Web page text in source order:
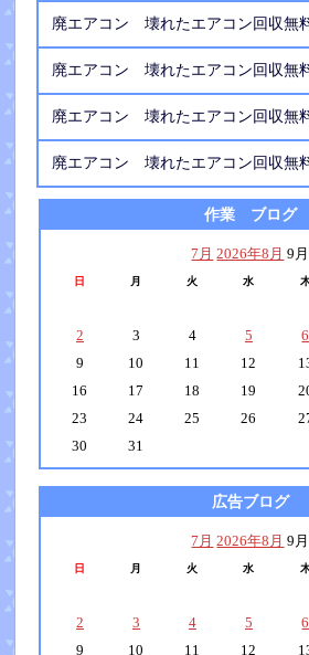
廃エアコン 壊れたエアコン回収無
廃エアコン 壊れたエアコン回収無
廃エアコン 壊れたエアコン回収無
廃エアコン 壊れたエアコン回収無
作業 ブログ
7月 2026年8月 9月
日 月 火 水
2
3 4 5 6
9
10 11 12
16
17 18 19
23
24 25 26
30
31
広告ブログ
7月 2026年8月 9月
日 月 火 水
2
3 4 5 6
9
10 11 12